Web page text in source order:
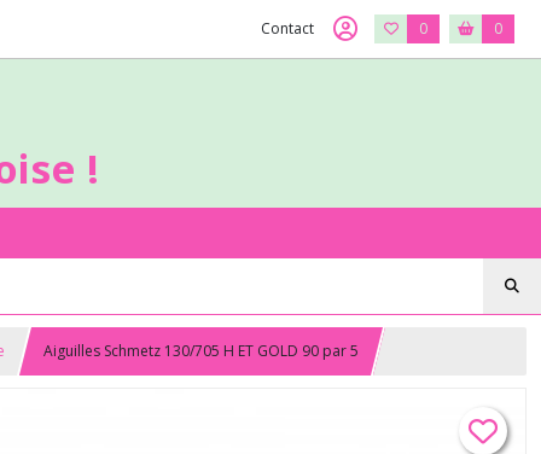
Contact 0 0
!
Aiguilles Schmetz 130/705 H ET GOLD 90 par 5